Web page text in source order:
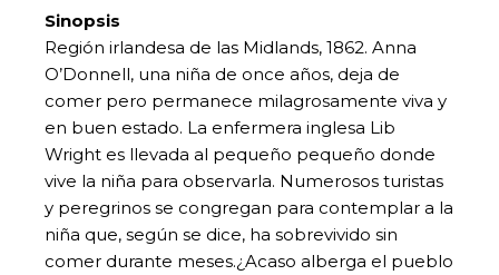
Sinopsis
Región irlandesa de las Midlands, 1862. Anna
O’Donnell, una niña de once años, deja de
comer pero permanece milagrosamente viva y
en buen estado. La enfermera inglesa Lib
Wright es llevada al pequeño pequeño donde
vive la niña para observarla. Numerosos turistas
y peregrinos se congregan para contemplar a la
niña que, según se dice, ha sobrevivido sin
comer durante meses.¿Acaso alberga el pueblo